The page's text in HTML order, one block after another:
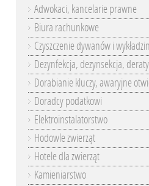
Adwokaci, kancelarie prawne
Biura rachunkowe
Czyszczenie dywanów i
Dezynfekcja, dezynsekcja,
Dorabianie kluczy, awaryjne
Doradcy podatkowi
Elektroinstalatorstwo
Hodowle zwierząt
Hotele dla zwierząt
Kamieniarstwo